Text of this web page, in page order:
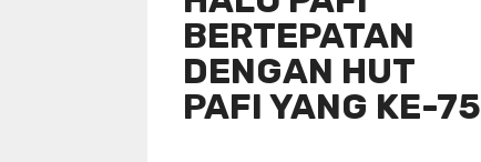
BERTEPATAN
DENGAN HUT
PAFI YANG KE-75